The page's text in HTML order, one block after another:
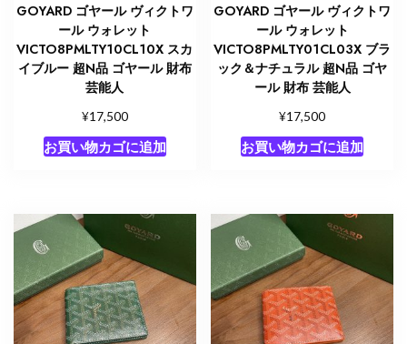
GOYARD ゴヤール ヴィクトワ
ール ウォレット
VICTO8PMLTY10CL10X スカ
イブルー 超N品 ゴヤール 財布
芸能人
¥17,500
お買い物カゴに追加
GOYARD ゴヤール ヴィクトワ
ール ウォレット
VICTO8PMLTY01CL03X ブラ
ック＆ナチュラル 超N品 ゴヤ
ール 財布 芸能人
¥17,500
お買い物カゴに追加